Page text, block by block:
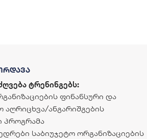
ტრენინგებს:
ფინანსური და
აღრიცხვა/ანგარიშგების
პროგრამა
საბიუჯეტო ორგანიზაციების